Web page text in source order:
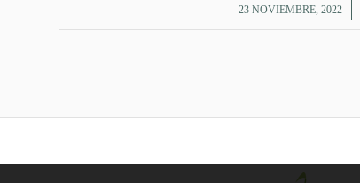
23 NOVIEMBRE, 2022
/